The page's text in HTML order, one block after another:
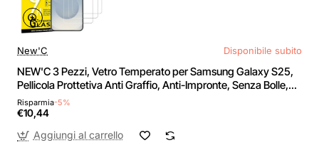
New'C Disponibile subito
NEW'C 3 Pezzi, Vetro Temperato per Samsung Galaxy S25,
Pellicola Prottetiva Anti Graffio, Anti-Impronte, Senza Bolle,
Durezza 9H, Ultra Trasparente, Ultra Resistente - S25 6,2
pollici
Risparmia-5%
€10,44
Aggiungi al carrello